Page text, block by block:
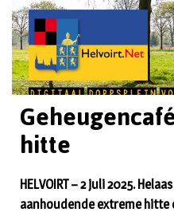
hitte
HELVOIRT – 2 juli 2025.
aanhoudende extreme